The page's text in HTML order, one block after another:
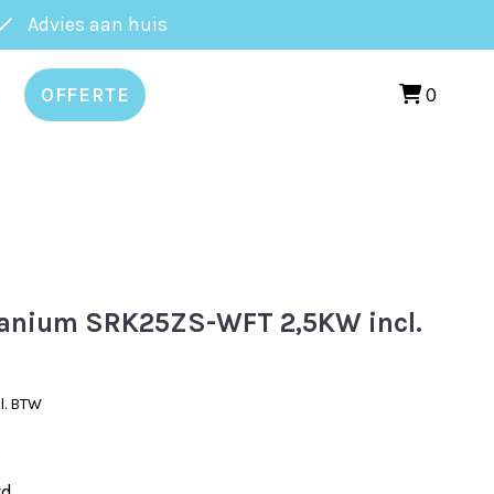
Advies aan huis
OFFERTE 0
SRK25ZS-WFT 2,5KW incl.
BTW